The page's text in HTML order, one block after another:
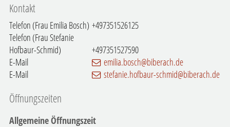
Kontakt
Telefon (Frau Emilia Bosch) +497351526125
Telefon (Frau Stefanie
Hofbaur-Schmid)
+497351527590
E-Mail
emilia.bosch@biberach.de
E-Mail
stefanie.hofbaur-schmid@biberach.de
Öffnungszeiten
Allgemeine Öffnungszeit